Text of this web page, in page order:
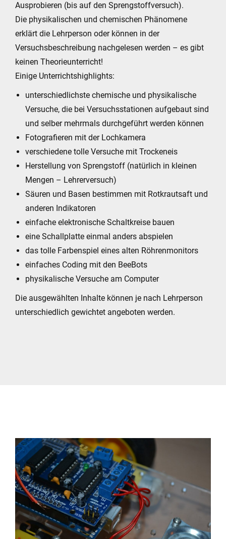
Ausprobieren (bis auf den Sprengstoffversuch).
Die physikalischen und chemischen Phänomene
erklärt die Lehrperson oder können in der
Versuchsbeschreibung nachgelesen werden – es gibt
keinen Theorieunterricht!
Einige Unterrichtshighlights:
unterschiedlichste chemische und physikalische
Versuche, die bei Versuchsstationen aufgebaut sind
und selber mehrmals durchgeführt werden können
Fotografieren mit der Lochkamera
verschiedene tolle Versuche mit Trockeneis
Herstellung von Sprengstoff (natürlich in kleinen
Mengen – Lehrerversuch)
Säuren und Basen bestimmen mit Rotkrautsaft und
anderen Indikatoren
einfache elektronische Schaltkreise bauen
eine Schallplatte einmal anders abspielen
das tolle Farbenspiel eines alten Röhrenmonitors
einfaches Coding mit den BeeBots
physikalische Versuche am Computer
Die ausgewählten Inhalte können je nach Lehrperson
unterschiedlich gewichtet angeboten werden.